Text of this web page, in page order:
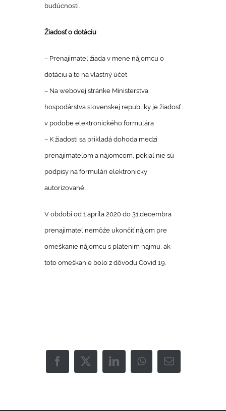
budúcnosti.
Žiadosť o dotáciu
– Prenajímateľ žiada v mene nájomcu o
dotáciu a to na vlastný účet
– Na webovej stránke Ministerstva
hospodárstva slovenskej republiky je žiadosť
v podobe elektronického formulára
– K žiadosti sa prikladá dohoda medzi
prenajímateľom a nájomcom, pokiaľ nie sú
podpisy na formulári elektronicky
autorizované
V období od 1.apríla 2020 do 31.decembra
prenajímateľ nemôže ukončiť nájom pre
omeškanie nájomcu s platením nájmu, ak
toto omeškanie bolo z dôvodu Covid 19.
Facebook
X LinkedInWhatsAppEmail